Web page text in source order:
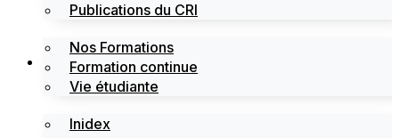
Publications du CRI
Nos Formations
Formation continue
Vie étudiante
Labels
Inidex